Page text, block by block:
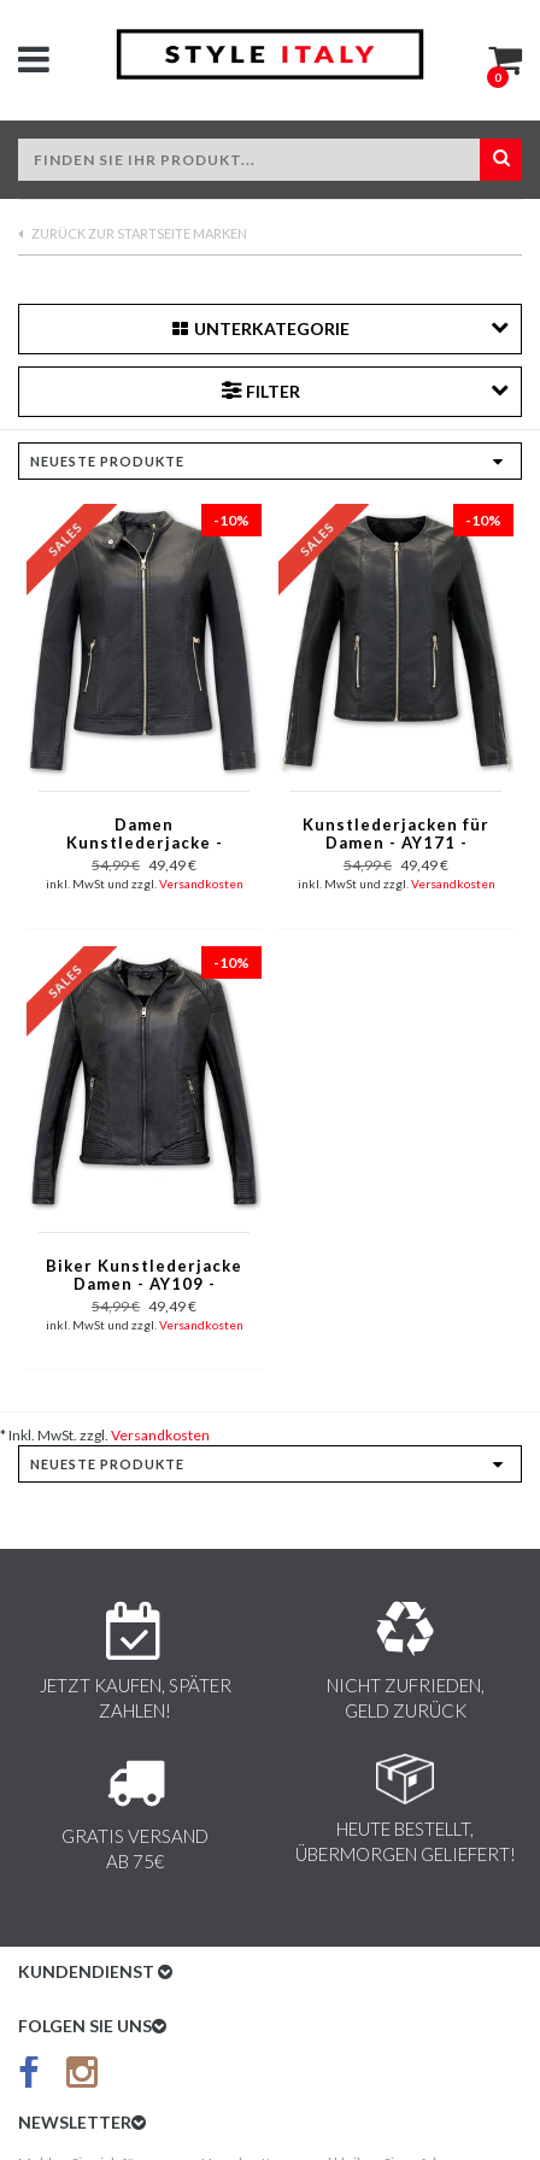
0
ZURÜCK ZUR STARTSEITE MARKEN
UNTERKATEGORIE
FILTER
-10%
Damen
Kunstlederjacke -
AY332 - Schwarz
54,99 € 49,49 €
inkl. MwSt und zzgl. Versandkosten
-10%
Kunstlederjacken für
Damen - AY171 -
Schwarz
54,99 € 49,49 €
inkl. MwSt und zzgl. Versandkosten
-10%
Biker Kunstlederjacke
Damen - AY109 -
Schwarz
54,99 € 49,49 €
inkl. MwSt und zzgl. Versandkosten
* Inkl. MwSt. zzgl. Versandkosten
JETZT KAUFEN, SPÄTER
ZAHLEN!
NICHT ZUFRIEDEN,
GELD ZURÜCK
GRATIS VERSAND
AB 75€
HEUTE BESTELLT,
ÜBERMORGEN GELIEFERT!
KUNDENDIENST
Kundenservice
AGB
FOLGEN SIE UNS
NEWSLETTER